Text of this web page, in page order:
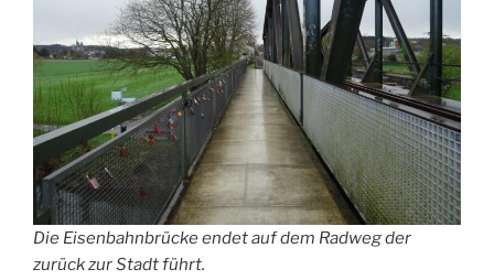
Die Eisenbahnbrücke endet auf dem Radweg der
zurück zur Stadt führt.